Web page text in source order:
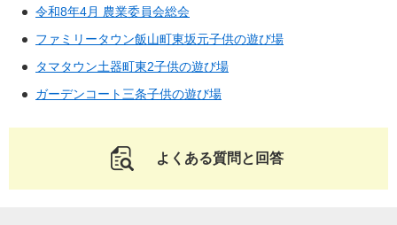
令和8年4月 農業委員会総会
ファミリータウン飯山町東坂元子供の遊び場
タマタウン土器町東2子供の遊び場
ガーデンコート三条子供の遊び場
よくある質問と回答